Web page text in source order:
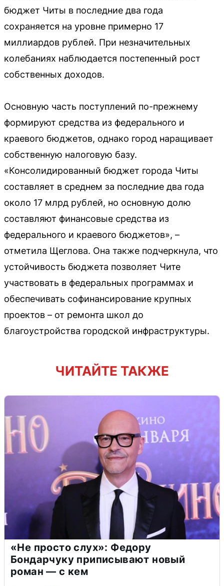
бюджет Читы в последние два года
сохраняется на уровне примерно 17
миллиардов рублей. При незначительных
колебаниях наблюдается постепенный рост
собственных доходов.
Основную часть поступлений по-прежнему
формируют средства из федерального и
краевого бюджетов, однако город наращивает
собственную налоговую базу.
«Консолидированный бюджет города Читы
составляет в среднем за последние два года
около 17 млрд рублей, но основную долю
составляют финансовые средства из
федерального и краевого бюджетов», –
отметила Щеглова. Она также подчеркнула, что
устойчивость бюджета позволяет Чите
участвовать в федеральных программах и
обеспечивать софинансирование крупных
проектов – от ремонта школ до
благоустройства городской инфраструктуры.
ЧИТАЙТЕ ТАКЖЕ
«Не просто слух»: Федору
Бондарчуку приписывают новый
роман — с кем